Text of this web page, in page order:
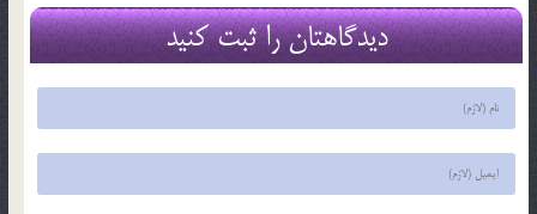
دیدگاهتان را ثبت کنید